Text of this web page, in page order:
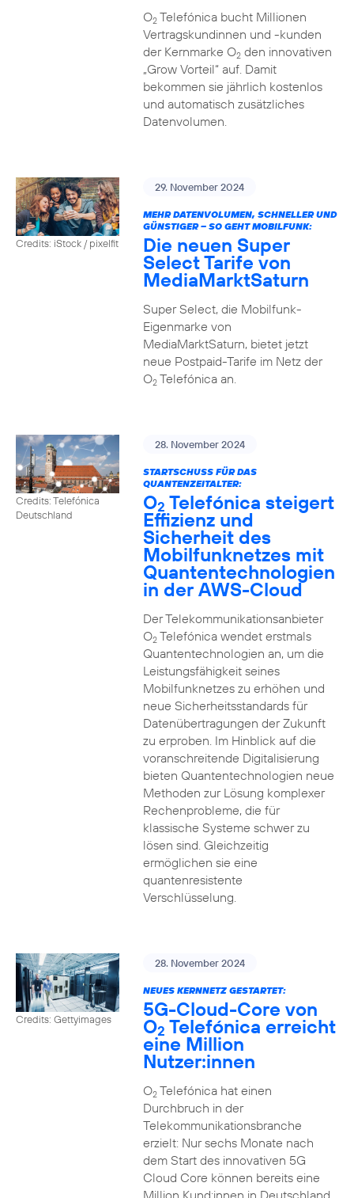
O2Telefónica bucht Millionen
Vertragskundinnen und -kunden
der Kernmarke O2den innovativen
„Grow Vorteil“ auf. Damit
bekommen sie jährlich kostenlos
und automatisch zusätzliches
Datenvolumen.
Credits: iStock / pixelfit
29. November 2024
MEHR DATENVOLUMEN, SCHNELLER UND
GÜNSTIGER – SO GEHT MOBILFUNK:
Die neuen Super
Select Tarife von
MediaMarktSaturn
Super Select, die Mobilfunk-
Eigenmarke von
MediaMarktSaturn, bietet jetzt
neue Postpaid-Tarife im Netz der
O2Telefónica an.
Credits: Telefónica
Deutschland
28. November 2024
STARTSCHUSS FÜR DAS
QUANTENZEITALTER:
O2 Telefónica steigert
Effizienz und
Sicherheit des
Mobilfunknetzes mit
Quantentechnologien
in der AWS-Cloud
Der Telekommunikationsanbieter
O2Telefónica wendet erstmals
Quantentechnologien an, um die
Leistungsfähigkeit seines
Mobilfunknetzes zu erhöhen und
neue Sicherheitsstandards für
Datenübertragungen der Zukunft
zu erproben. Im Hinblick auf die
voranschreitende Digitalisierung
bieten Quantentechnologien neue
Methoden zur Lösung komplexer
Rechenprobleme, die für
klassische Systeme schwer zu
lösen sind. Gleichzeitig
ermöglichen sie eine
quantenresistente
Verschlüsselung.
Credits: Gettyimages
28. November 2024
NEUES KERNNETZ GESTARTET:
5G-Cloud-Core von
O2 Telefónica erreicht
eine Million
Nutzer:innen
O2Telefónica hat einen
Durchbruch in der
Telekommunikationsbranche
erzielt: Nur sechs Monate nach
dem Start des innovativen 5G
Cloud Core können bereits eine
Million Kund:innen in Deutschland